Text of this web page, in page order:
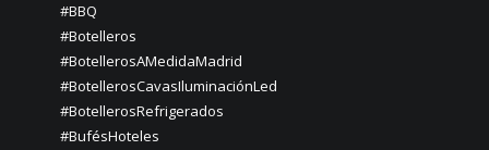
#BBQ
#Botelleros
#BotellerosAMedidaMadrid
#BotellerosCavasIluminaciónLed
#BotellerosRefrigerados
#BufésHoteles